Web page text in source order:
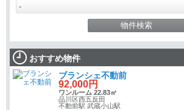
おすすめ物件
ブランシェ不動前
92,000円
ワンルーム 22.83㎡
品川区西五反田
不動前駅 武蔵小山駅